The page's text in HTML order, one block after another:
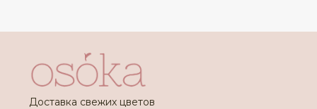
Доставка свежих цветов